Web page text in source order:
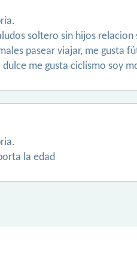
soltero sin hijos
pasear viajar, me gusta
me gusta ciclismo soy
la edad